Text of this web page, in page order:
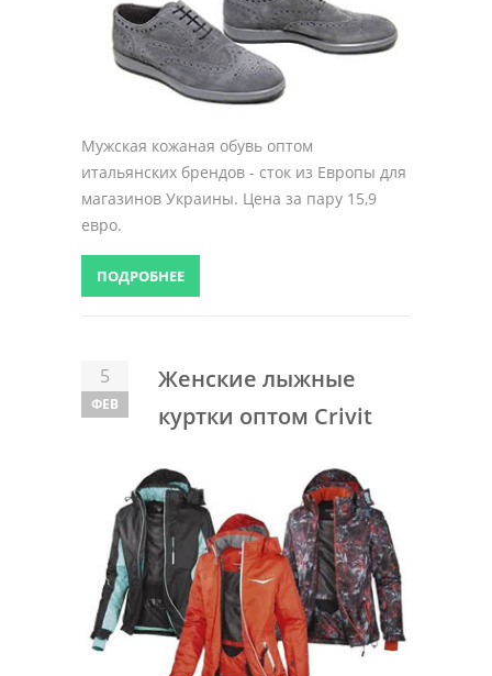
Мужская кожаная обувь оптом
итальянских брендов - сток из Европы для
магазинов Украины. Цена за пару 15,9
евро.
ПОДРОБНЕЕ
5
ФЕВ
Женские лыжные
куртки оптом Crivit